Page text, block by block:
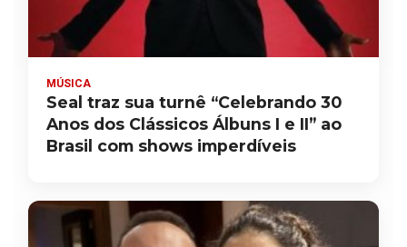
MÚSICA
Seal traz sua turnê “Celebrando 30
Anos dos Clássicos Álbuns I e II” ao
Brasil com shows imperdíveis